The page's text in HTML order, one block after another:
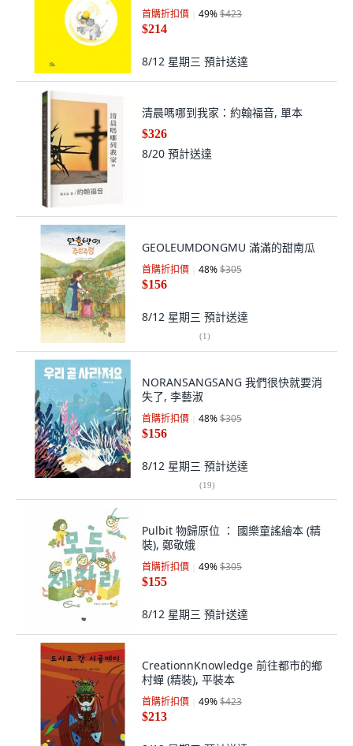
首購折扣價 49%$423
$214
8/12 星期三 預計送達
清晨嗎哪到我家：約翰福音, 單本
$326
8/20 預計送達
GEOLEUMDONGMU 滿滿的甜南瓜
首購折扣價 48%$305
$156
8/12 星期三 預計送達
(1)
NORANSANGSANG 我們很快就要消
失了, 李藝淑
首購折扣價 48%$305
$156
8/12 星期三 預計送達
(19)
Pulbit 物歸原位 ： 國樂童謠繪本 (精
裝), 鄭敬娥
首購折扣價 49%$305
$155
8/12 星期三 預計送達
CreationnKnowledge 前往都市的鄉
村蟬 (精裝), 平裝本
首購折扣價 49%$423
$213